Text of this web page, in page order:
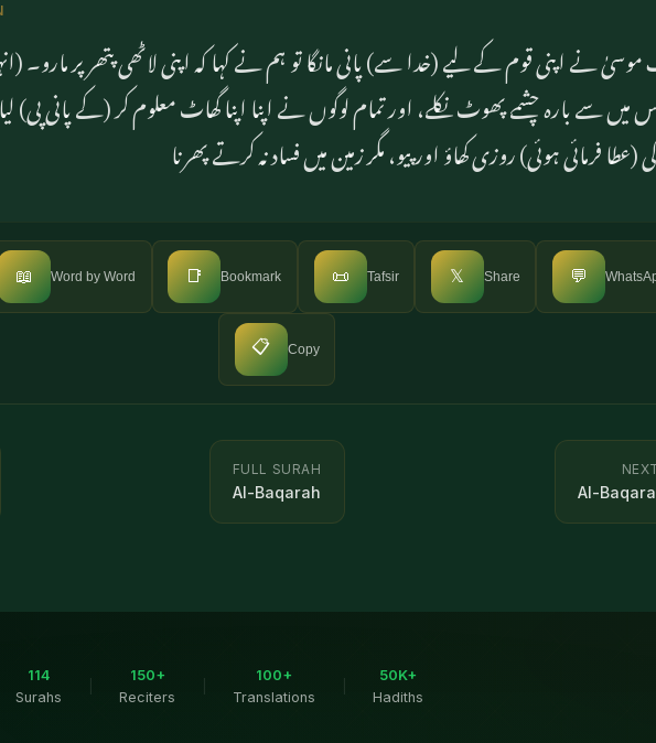
نے اپنی قوم کے لیے (خدا سے) پانی مانگا تو ہم نے کہا کہ اپنی لاٹھی پتھر پر مارو۔
میں سے بارہ چشمے پھوٹ نکلے، اور تمام لوگوں نے اپنا اپنا گھاٹ معلوم کر (کے پانی پی)
(عطا فرمائی ہوئی) روزی کھاؤ اور پیو، مگر زمین میں فساد نہ کرتے پھرنا
📖 Word by Word 📑 Bookmark 📜 Tafsir 𝕏 Share 💬
📋 Copy
FULL SURAH
Al-Baqarah Al-
114
Surahs
150+
Reciters
100+
Translations
50K+
Hadiths